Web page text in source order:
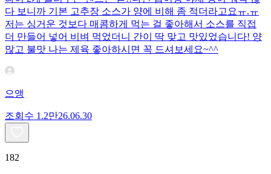
다 보니까 기본 고추장 소스가 양에 비해 좀 적더라고요ㅠ.ㅠ
저는 싱거운 것보다 매콤하게 먹는 걸 좋아해서 소스를 직접
더 만들어 넣어 비벼 먹었더니 간이 딱 맞고 맛있었습니다! 양
많고 불맛 나는 제육 좋아하시면 꼭 드셔보세요~^^
으앵
조회수 1.2만26.06.30
182